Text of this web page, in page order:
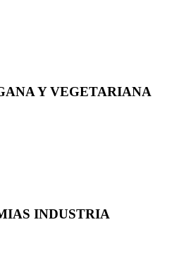
Y VEGETARIANA
INDUSTRIA